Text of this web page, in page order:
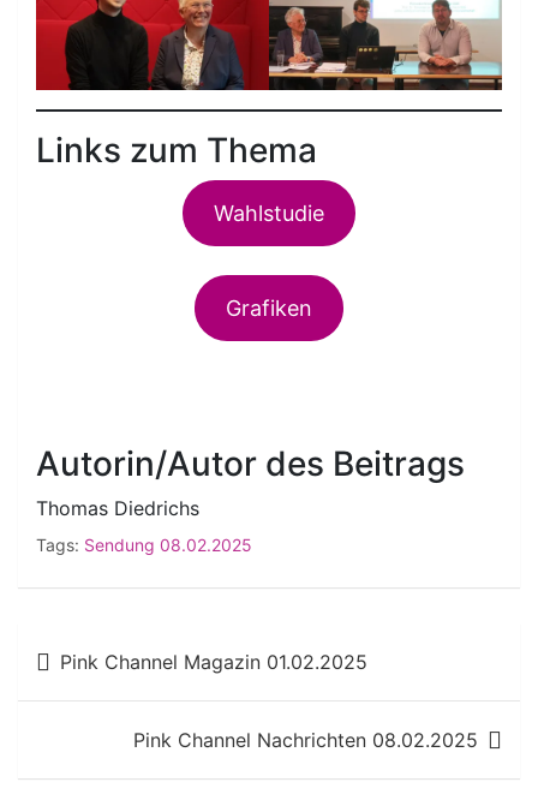
Links zum Thema
Wahlstudie
Grafiken
Autorin/Autor des Beitrags
Thomas Diedrichs
Tags: Sendung 08.02.2025
Beitragsnavigation
Pink Channel Magazin 01.02.2025
Pink Channel Nachrichten 08.02.2025